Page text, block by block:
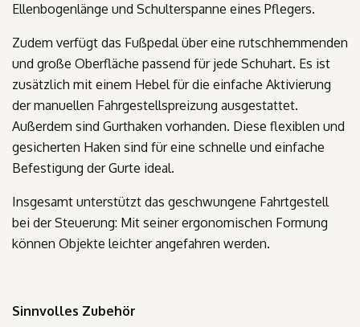
Ellenbogenlänge und Schulterspanne eines Pflegers.
Zudem verfügt das Fußpedal über eine rutschhemmenden
und große Oberfläche passend für jede Schuhart. Es ist
zusätzlich mit einem Hebel für die einfache Aktivierung
der manuellen Fahrgestellspreizung ausgestattet.
Außerdem sind Gurthaken vorhanden. Diese flexiblen und
gesicherten Haken sind für eine schnelle und einfache
Befestigung der Gurte ideal.
Insgesamt unterstützt das geschwungene Fahrtgestell
bei der Steuerung: Mit seiner ergonomischen Formung
können Objekte leichter angefahren werden.
Sinnvolles Zubehör